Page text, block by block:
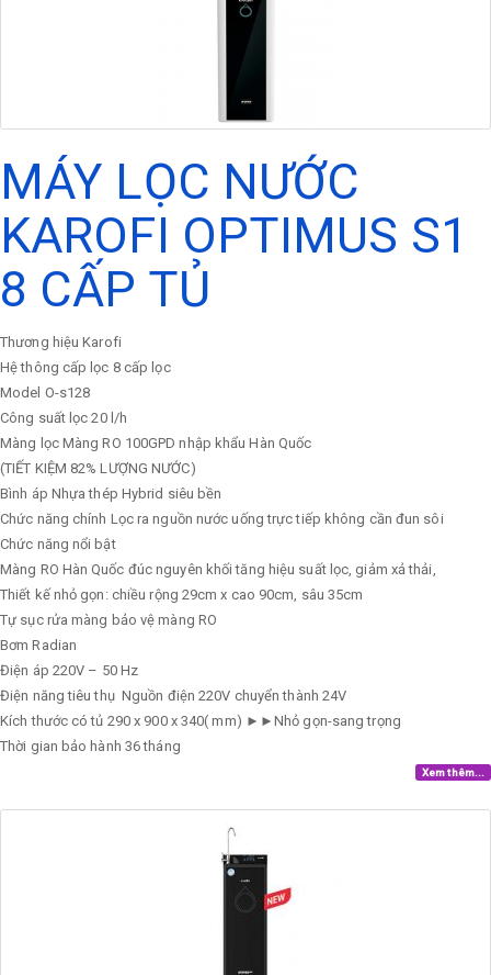
MÁY LỌC NƯỚC
KAROFI OPTIMUS S1
8 CẤP TỦ
Thương hiệu Karofi
Hệ thông cấp lọc 8 cấp lọc
Model O-s128
Công suất lọc 20 l/h
Màng lọc Màng RO 100GPD nhập khẩu Hàn Quốc
(TIẾT KIỆM 82% LƯỢNG NƯỚC)
Bình áp Nhựa thép Hybrid siêu bền
Chức năng chính Lọc ra nguồn nước uống trực tiếp không cần đun sôi
Chức năng nổi bật
Màng RO Hàn Quốc đúc nguyên khối tăng hiệu suất lọc, giảm xả thải,
Thiết kế nhỏ gọn: chiều rộng 29cm x cao 90cm, sâu 35cm
Tự sục rửa màng bảo vệ màng RO
Bơm Radian
Điện áp 220V – 50 Hz
Điện năng tiêu thụ Nguồn điện 220V chuyển thành 24V
Kích thước có tủ 290 x 900 x 340( mm) ►►Nhỏ gọn-sang trọng
Thời gian bảo hành 36 tháng
Xem thêm...